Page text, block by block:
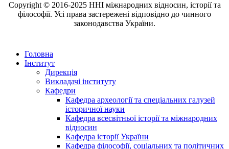
Copyright © 2016-2025 ННІ міжнародних відносин, історії та
філософії. Усі права застережені відповідно до чинного
законодавства України.
Головна
Інститут
Дирекція
Викладачі інституту
Кафедри
Кафедра археології та спеціальних галузей
історичної науки
Кафедра всесвітньої історії та міжнародних
відносин
Кафедра історії України
Кафедра філософії, соціальних та політичних